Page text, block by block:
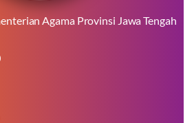
Agama Provinsi Jawa Tengah